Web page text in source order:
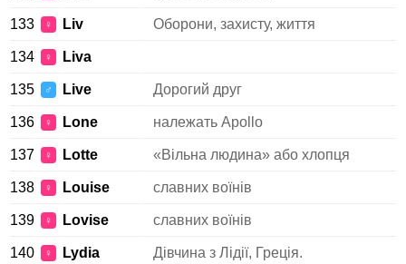
133 ♀ Liv Оборони, захисту, життя
134 ♀ Liva
135 ♂ Live Дорогий друг
136 ♀ Lone належать Apollo
137 ♀ Lotte «Вільна людина» або хлопця
138 ♀ Louise славних воїнів
139 ♀ Lovise славних воїнів
140 ♀ Lydia Дівчина з Лідії, Греція.